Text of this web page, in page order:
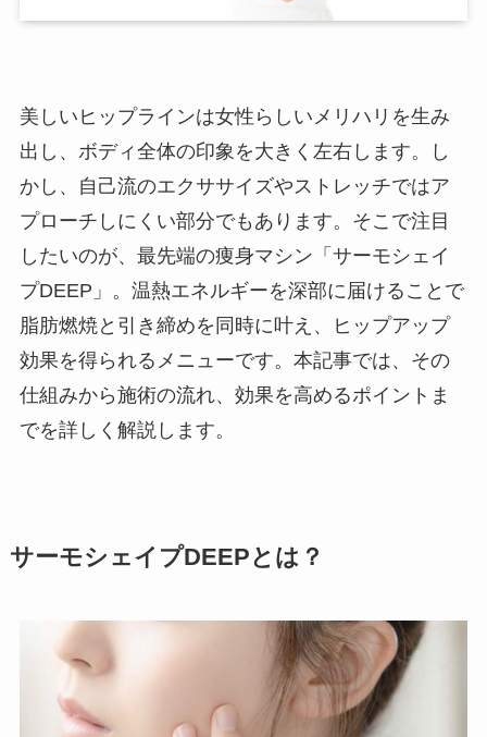
美しいヒップラインは女性らしいメリハリを生み
出し、ボディ全体の印象を大きく左右します。し
かし、自己流のエクササイズやストレッチではア
プローチしにくい部分でもあります。そこで注目
したいのが、最先端の痩身マシン「サーモシェイ
プDEEP」。温熱エネルギーを深部に届けることで
脂肪燃焼と引き締めを同時に叶え、ヒップアップ
効果を得られるメニューです。本記事では、その
仕組みから施術の流れ、効果を高めるポイントま
でを詳しく解説します。
サーモシェイプDEEPとは？